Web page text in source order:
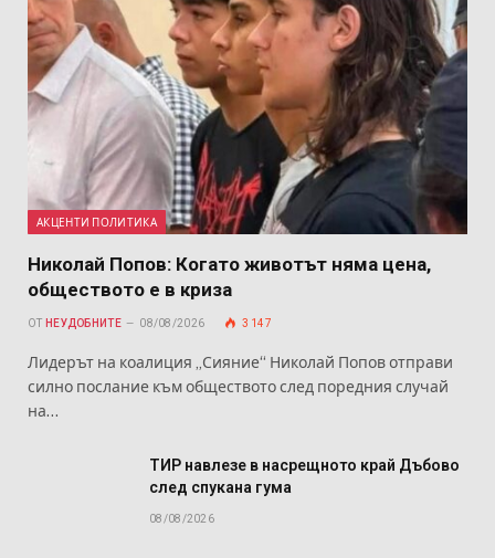
АКЦЕНТИ ПОЛИТИКА
Николай Попов: Когато животът няма цена,
обществото е в криза
ОТ НЕУДОБНИТЕ 08/08/2026 3 147
Лидерът на коалиция „Сияние“ Николай Попов отправи
силно послание към обществото след поредния случай
на…
ТИР навлезе в насрещното край Дъбово
след спукана гума
08/08/2026